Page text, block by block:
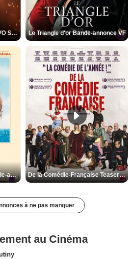
L'Odyssée Bande-annonce VO STFR Le Triangle d'or Bande-annonce VF
Les Matins merveilleux Bande-annonce VF De la Comédie-Française Teaser VF
à ne pas manquer
au Cinéma